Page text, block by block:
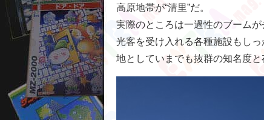
高原地帯が“清里”だ。
実際のところは一過性のブーム
光客を受け入れる各種施設もし
地としていまでも抜群の知名度と